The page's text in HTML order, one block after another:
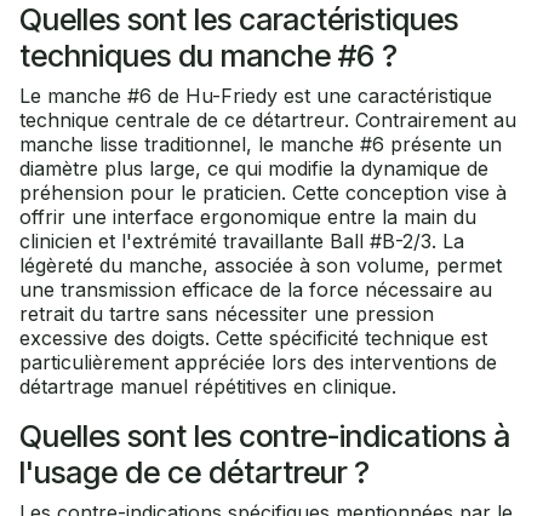
Quelles sont les caractéristiques
techniques du manche #6 ?
Le manche #6 de Hu-Friedy est une caractéristique
technique centrale de ce détartreur. Contrairement au
manche lisse traditionnel, le manche #6 présente un
diamètre plus large, ce qui modifie la dynamique de
préhension pour le praticien. Cette conception vise à
offrir une interface ergonomique entre la main du
clinicien et l'extrémité travaillante Ball #B-2/3. La
légèreté du manche, associée à son volume, permet
une transmission efficace de la force nécessaire au
retrait du tartre sans nécessiter une pression
excessive des doigts. Cette spécificité technique est
particulièrement appréciée lors des interventions de
détartrage manuel répétitives en clinique.
Quelles sont les contre-indications à
l'usage de ce détartreur ?